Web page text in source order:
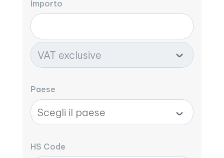
Importo
Paese
HS Code